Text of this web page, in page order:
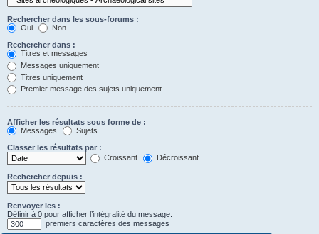
Rechercher dans les sous-forums :
Oui
Non
Rechercher dans :
Titres et messages
Messages uniquement
Titres uniquement
Premier message des sujets uniquement
Afficher les résultats sous forme de :
Messages
Sujets
Classer les résultats par :
Croissant
Décroissant
Rechercher depuis :
Renvoyer les :
Définir à 0 pour afficher l’intégralité du message.
premiers caractères des messages